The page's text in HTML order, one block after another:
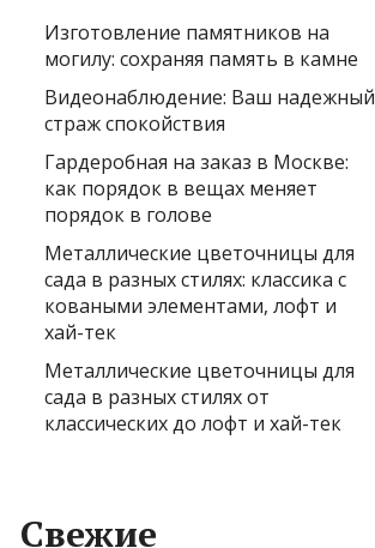
Изготовление памятников на
могилу: сохраняя память в камне
Видеонаблюдение: Ваш надежный
страж спокойствия
Гардеробная на заказ в Москве:
как порядок в вещах меняет
порядок в голове
Металлические цветочницы для
сада в разных стилях: классика с
коваными элементами, лофт и
хай-тек
Металлические цветочницы для
сада в разных стилях от
классических до лофт и хай-тек
Свежие